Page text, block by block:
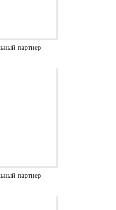
партнер
партнер